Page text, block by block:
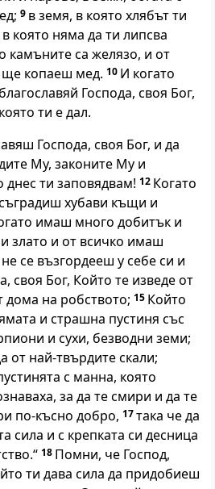
9 в земя, в която хлябът ти
която няма да ти липсва
камъните са желязо, и от
ще копаеш мед. 10 И когато
Господа, своя Бог,
ти е дал.
Господа, своя Бог, и да
Му, законите Му и
ти заповядвам! 12 Когато
хубави къщи и
имаш много добитък и
злато и от всичко имаш
се възгордееш у себе си и
своя Бог, Който те изведе от
дома на робството; 15 Който
и страшна пустиня със
и сухи, безводни земи;
от най-твърдите скали;
с манна, която
за да те смири и да те
по-късно добро, 17така че да
сила и с крепката си десница
18 Помни, че Господ,
ти дава сила да придобиеш